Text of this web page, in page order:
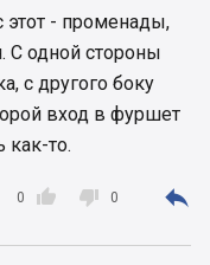
этот - променады,
С одной стороны
с другого боку
вход в фуршет
как-то.

0  0 